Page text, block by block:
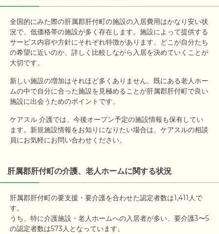
全国的にみた際の肝属郡肝付町の施設の入居費用はかなり安い状
況で、低価格帯の施設が多く存在します。施設によって提供する
サービス内容や方針にそれぞれ特徴があります。どこが自分たち
の希望に近いのか、詳しく比較しながら入居を決めていくことが
大切です。
新しい施設の増加はそれほど多くありません。既にある老人ホー
ムの中で自分に合った施設を見極めることが肝属郡肝付町で良い
施設に出会うためのポイントです。
ケアスル 介護では、今後オープン予定の施設情報も保有してい
ます。新規施設情報をお知りになりたい場合は、ケアスルの相談
員にお気軽にお問い合わせください。
肝属郡肝付町の介護、老人ホームに関する状況
肝属郡肝付町の要支援・要介護を合わせた認定者数は1,411人で
す。
うち、特に介護施設・老人ホームへの入居者が多い、要介護3〜5